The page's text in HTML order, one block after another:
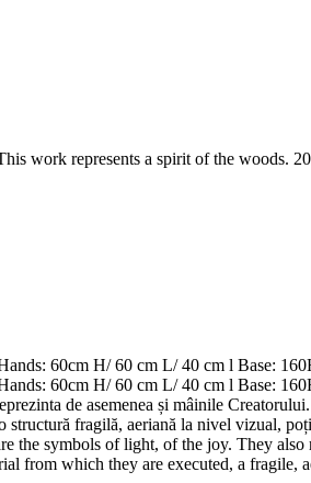
work represents a spirit of the woods.
60cm H/ 60 cm L/ 40 cm l Base:
60cm H/ 60 cm L/ 40 cm l Base:
de asemenea și mâinile
fragilă, aeriană la nivel vizual,
symbols of light, of the joy. They also
from which they are executed, a fragile,